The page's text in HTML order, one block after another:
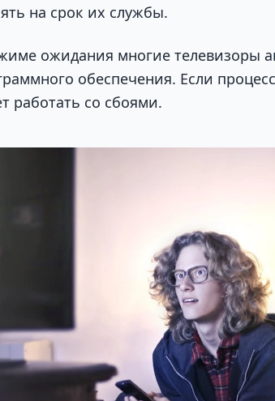
на срок их службы.
ожидания многие телевизоры
обеспечения. Если
работать со сбоями.